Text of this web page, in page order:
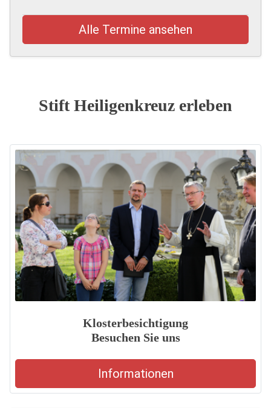
Alle Termine ansehen
Stift Heiligenkreuz erleben
Klosterbesichtigung
Besuchen Sie uns
Informationen